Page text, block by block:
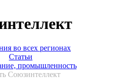
во всех регионах
Статьи
промышленность
Союзинтеллект